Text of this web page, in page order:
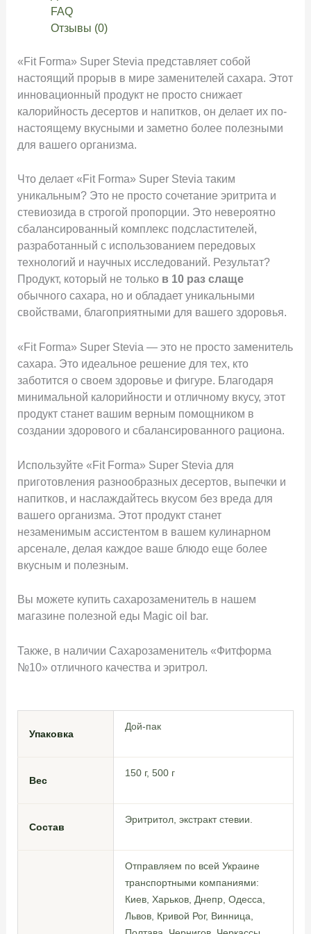
FAQ
Отзывы (0)
«Fit Forma» Super Stevia представляет собой
настоящий прорыв в мире заменителей сахара. Этот
инновационный продукт не просто снижает
калорийность десертов и напитков, он делает их по-
настоящему вкусными и заметно более полезными
для вашего организма.
Что делает «Fit Forma» Super Stevia таким
уникальным? Это не просто сочетание эритрита и
стевиозида в строгой пропорции. Это невероятно
сбалансированный комплекс подсластителей,
разработанный с использованием передовых
технологий и научных исследований. Результат?
Продукт, который не только в 10 раз слаще
обычного сахара, но и обладает уникальными
свойствами, благоприятными для вашего здоровья.
«Fit Forma» Super Stevia — это не просто заменитель
сахара. Это идеальное решение для тех, кто
заботится о своем здоровье и фигуре. Благодаря
минимальной калорийности и отличному вкусу, этот
продукт станет вашим верным помощником в
создании здорового и сбалансированного рациона.
Используйте «Fit Forma» Super Stevia для
приготовления разнообразных десертов, выпечки и
напитков, и наслаждайтесь вкусом без вреда для
вашего организма. Этот продукт станет
незаменимым ассистентом в вашем кулинарном
арсенале, делая каждое ваше блюдо еще более
вкусным и полезным.
Вы можете купить сахарозаменитель в нашем
магазине полезной еды Magic oil bar.
Также, в наличии Сахарозаменитель «Фитформа
№10» отличного качества и эритрол.
Упаковка
Дой-пак
Вес
150 г, 500 г
Состав
Эритритол, экстракт стевии.
Отправляем по всей Украине
транспортными компаниями:
Киев, Харьков, Днепр, Одесса,
Львов, Кривой Рог, Винница,